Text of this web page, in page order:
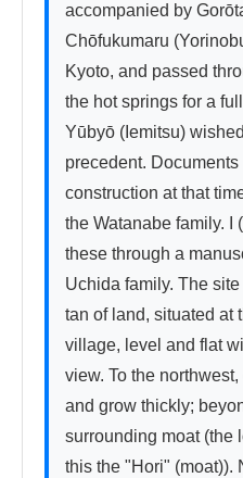
accompanied by
Chōfukumaru
Kyoto, and passed
the hot springs for a
Yūbyō (Iemitsu)
precedent.
construction at that
the Watanabe family. I
these through a
Uchida family. The
tan of land, situated at
village, level and flat
view. To the
and grow thickly;
surrounding moat (the
this the "Hori" (moat)).